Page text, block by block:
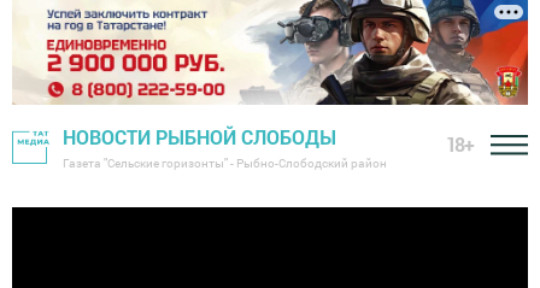
НОВОСТИ РЫБНОЙ СЛОБОДЫ
Газета "Сельские горизонты" - Рыбно-Слободский район
18+